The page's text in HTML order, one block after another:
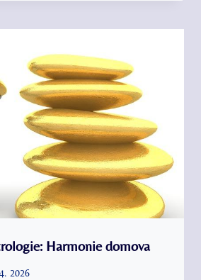
Harmonie domova
2026